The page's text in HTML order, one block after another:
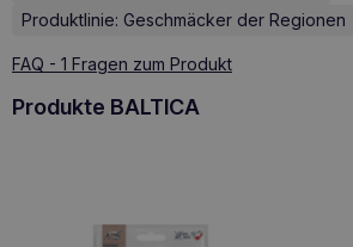
Produktlinie: Geschmäcker der Regionen
FAQ - 1 Fragen zum Produkt
Produkte BALTICA